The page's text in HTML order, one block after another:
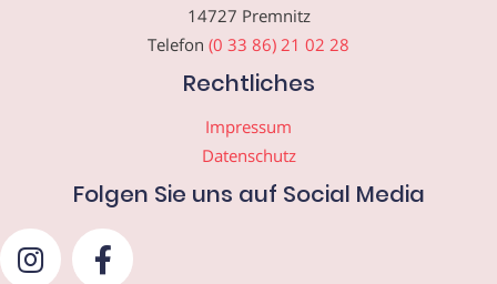
14727 Premnitz
Telefon (0 33 86) 21 02 28
Rechtliches
Impressum
Datenschutz
Folgen Sie uns auf Social Media